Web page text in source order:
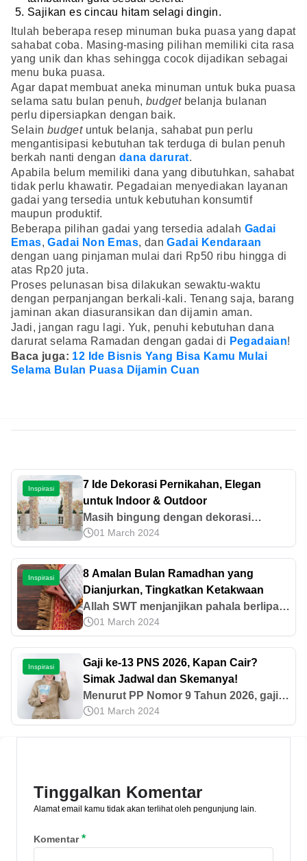
Sajikan es cincau hitam selagi dingin.
Itulah beberapa resep minuman buka puasa yang dapat
sahabat coba. Masing-masing pilihan memiliki cita rasa
yang unik dan khas sehingga cocok dijadikan sebagai
menu buka puasa.
Agar dapat membuat aneka minuman untuk buka puasa
selama satu bulan penuh, budgetbelanja bulanan
perlu dipersiapkan dengan baik.
Selain budgetuntuk belanja, sahabat pun perlu
mengantisipasi kebutuhan tak terduga di bulan penuh
berkah nanti dengan dana darurat.
Apabila belum memiliki dana yang dibutuhkan, sahabat
tidak perlu khawatir. Pegadaian menyediakan layanan
gadai yang tersedia untuk kebutuhan konsumtif
maupun produktif.
Beberapa pilihan gadai yang tersedia adalah Gadai
Emas,Gadai Non Emas, danGadai Kendaraan
dengan uang pinjaman mulai dari Rp50 ribu hingga di
atas Rp20 juta.
Proses pelunasan bisa dilakukan sewaktu-waktu
dengan perpanjangan berkali-kali. Tenang saja, barang
jaminan akan diasuransikan dan dijamin aman.
Jadi, jangan ragu lagi. Yuk, penuhi kebutuhan dana
darurat selama Ramadan dengan gadai di Pegadaian!
Baca juga: 12 Ide Bisnis Yang Bisa Kamu Mulai
Selama Bulan Puasa Dijamin Cuan
Inspirasi
7 Ide Dekorasi Pernikahan, Elegan
untuk Indoor & Outdoor
Masih bingung dengan dekorasi
pernikahan? Cek beberapa ide
dekorasi untuk resepsi pernikahan
yang elegan untuk indoor dan outdoor
berikut ini!
01 March 2024
Inspirasi
8 Amalan Bulan Ramadhan yang
Dianjurkan, Tingkatkan Ketakwaan
Allah SWT menjanjikan pahala berlipat
ganda bagi Muslim yang melakukan
amalan baik di bulan Ramadhan. Apa
saja amalannya? Simak di sini.
01 March 2024
Inspirasi
Gaji ke-13 PNS 2026, Kapan Cair?
Simak Jadwal dan Skemanya!
Menurut PP Nomor 9 Tahun 2026, gaji
ke-13 PNS 2026 dibayarkan paling
cepat Juni 2026. Simak jadwal dan
01 March 2024
Tinggalkan Komentar
Alamat email kamu tidak akan terlihat oleh pengunjung lain.
Komentar*